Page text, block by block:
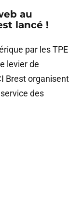
au
lancé !
par les TPE
levier de
Brest organisent
des